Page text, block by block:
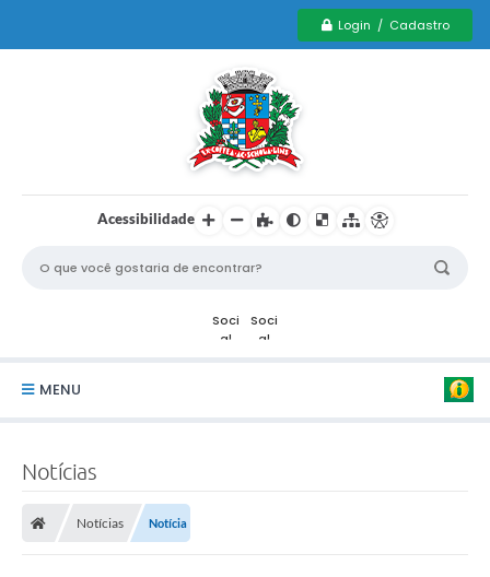
Login / Cadastro
Acessibilidade
MENU
Notícias
Notícias Notícia